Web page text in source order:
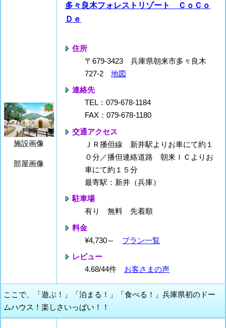
施設画像
部屋画像
多々良木フォレストリゾート ＣｏＣｏ
Ｄｅ
住所
〒679-3423 兵庫県朝来市多々良木
727-2 地図
連絡先
TEL：079-678-1184
FAX：079-678-1180
交通アクセス
ＪＲ播但線 新井駅よりお車にて約１
０分／播但連絡道路 朝来ＩＣよりお
車にて約１５分
最寄駅：新井（兵庫）
駐車場
有り 無料 先着順
料金
¥4,730～ プラン一覧
レビュー
4.68/44件 お客さまの声
ここで、「遊ぶ！」「泊まる！」「食べる！」兵庫県初のドー
ムハウス！楽しさいっぱい！！